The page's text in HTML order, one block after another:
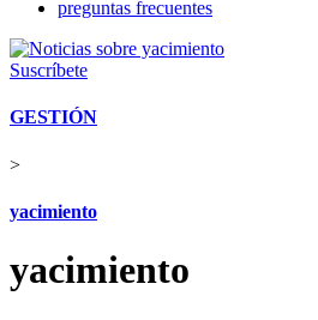
preguntas frecuentes
Suscríbete
GESTIÓN
>
yacimiento
yacimiento